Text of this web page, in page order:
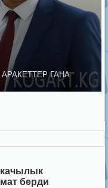
АРАКЕТТЕР ГАНА
берди